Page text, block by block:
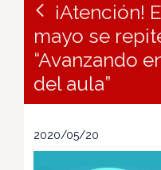
¡Atención!
mayo se
“Avanzando
del aula”
2020/05/20